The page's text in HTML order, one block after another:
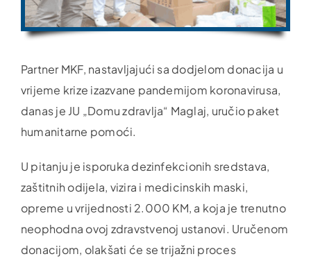
Partner MKF, nastavljajući sa dodjelom donacija u
vrijeme krize izazvane pandemijom koronavirusa,
danas je JU „Domu zdravlja“ Maglaj, uručio paket
humanitarne pomoći.
U pitanju je isporuka dezinfekcionih sredstava,
zaštitnih odijela, vizira i medicinskih maski,
opreme u vrijednosti 2.000 KM, a koja je trenutno
neophodna ovoj zdravstvenoj ustanovi. Uručenom
donacijom, olakšati će se trijažni proces